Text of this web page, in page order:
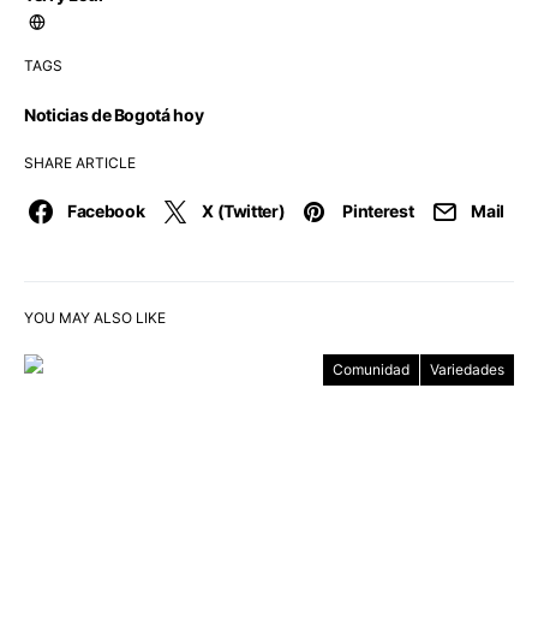
TAGS
Noticias de Bogotá hoy
SHARE ARTICLE
Facebook X (Twitter) Pinterest Mail
YOU MAY ALSO LIKE
Comunidad Variedades